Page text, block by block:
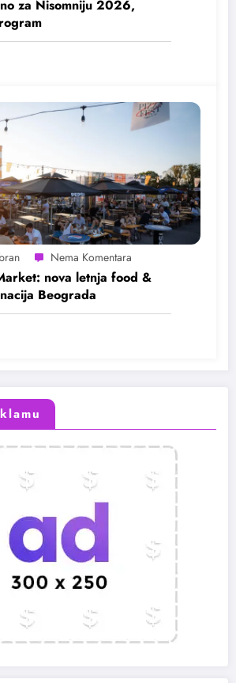
za Nisomniju 2026,
nova letnja food &
Beograda